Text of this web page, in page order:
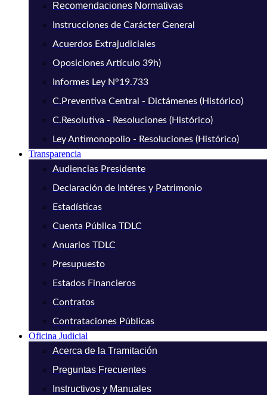
Recomendaciones Normativas
Instrucciones de Carácter General
Acuerdos Extrajudiciales
Oposiciones Artículo 39h)
Informes Ley N°19.733
C.Preventiva Central - Dictámenes (Histórico)
C.Resolutiva - Resoluciones (Histórico)
Ley Antimonopolio - Resoluciones (Histórico)
Transparencia
Audiencias Presidente
Declaración de Intéres y Patrimonio
Estadísticas
Cuenta Pública TDLC
Anuarios TDLC
Presupuesto
Estados Financieros
Contratos
Contrataciones Públicas
Oficina Judicial
Acerca de la Tramitación
Preguntas Frecuentes
Instructivos y Manuales